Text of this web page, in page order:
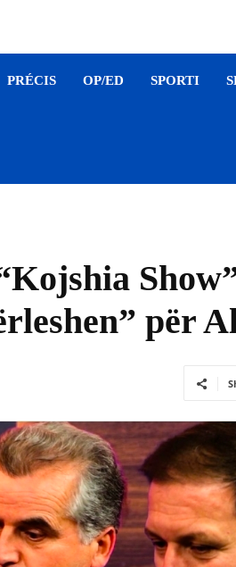
PRÉCIS OP/ED SPORTI
për